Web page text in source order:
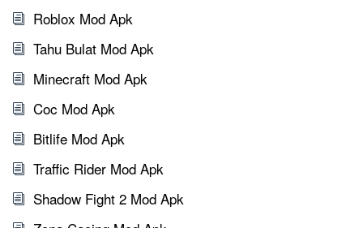
Roblox Mod Apk
Tahu Bulat Mod Apk
Minecraft Mod Apk
Coc Mod Apk
Bitlife Mod Apk
Traffic Rider Mod Apk
Shadow Fight 2 Mod Apk